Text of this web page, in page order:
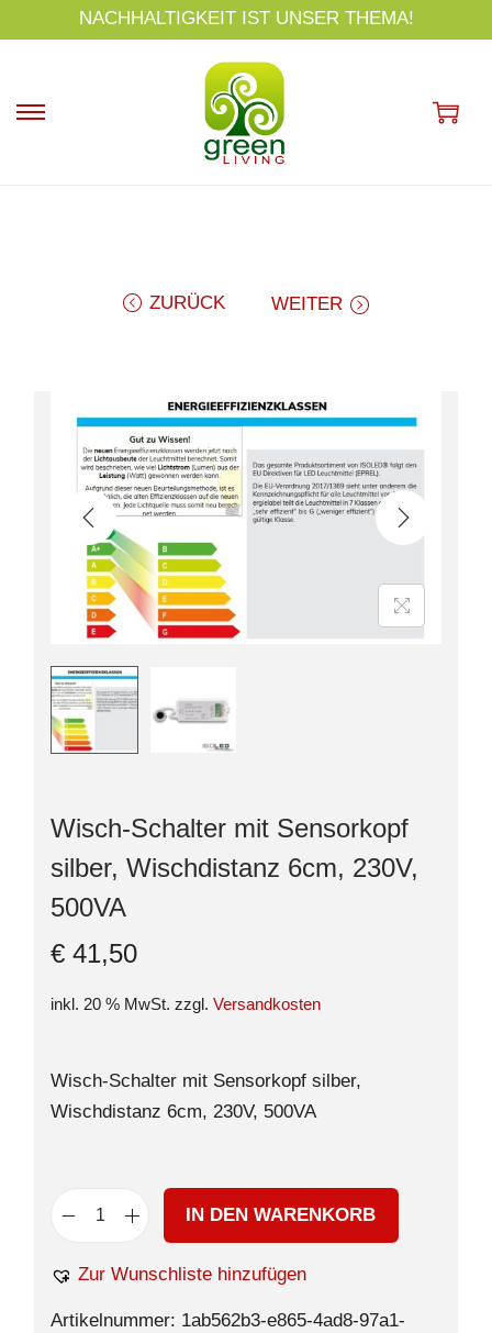
p
NACHHALTIGKEIT IST UNSER THEMA!
ZURÜCK WEITER
Wisch-Schalter mit Sensorkopf
silber, Wischdistanz 6cm, 230V,
500VA
€ 41,50
inkl. 20 % MwSt. zzgl. Versandkosten
Wisch-Schalter mit Sensorkopf silber,
Wischdistanz 6cm, 230V, 500VA
IN DEN WARENKORB
Zur Wunschliste hinzufügen
Artikelnummer: 1ab562b3-e865-4ad8-97a1-